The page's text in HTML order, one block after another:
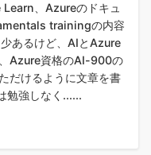
、Azureのドキュ
trainingの内容
あるけど、AIとAzure
Azure資格のAI-900の
だけるように文章を書
勉強しなく......